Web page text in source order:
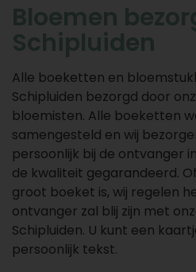
Bloemen
Schipluiden
Alle boeketten en
Schipluiden bezorgd door
bloemisten. Alle boeketten
samengesteld en wij
persoonlijk bij de ontvanger
de kwaliteit gegarandeerd.
groot boeket is, wij regelen
ontvanger zal blij zijn met
Schipluiden. U kunt een
persoonlijk tekst.